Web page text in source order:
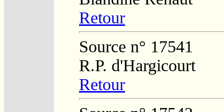
Retour
Source n° 17541
R.P. d'Hargicourt
Retour